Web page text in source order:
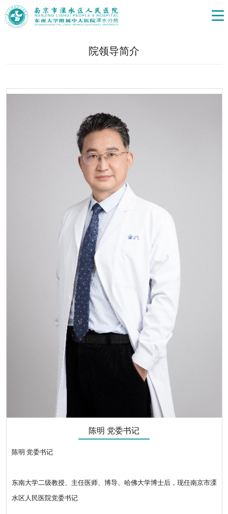
院领导简介
陈明 党委书记
陈明 党委书记
东南大学二级教授、主任医师、博导、哈佛大学博士后，现任南京市溧
水区人民医院党委书记